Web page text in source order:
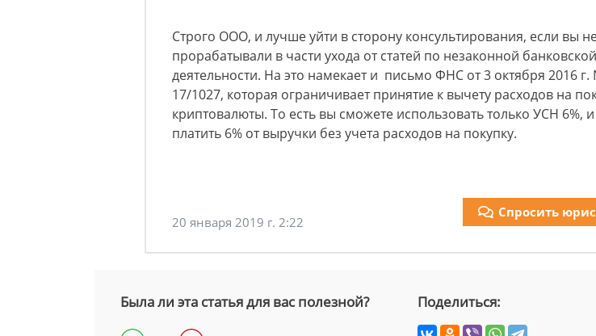
Строго ООО, и лучше уйти в сторону консультирования, если вы
прорабатывали в части ухода от статей по незаконной банковской
деятельности. На это намекает и письмо ФНС от 3 октября 2016 г.
17/1027, которая ограничивает принятие к вычету расходов на
криптовалюты. То есть вы сможете использовать только УСН 6%, и
платить 6% от выручки без учета расходов на покупку.
20 января 2019 г. 2:22
Спросить
Была ли эта статья для вас полезной? Поделиться: